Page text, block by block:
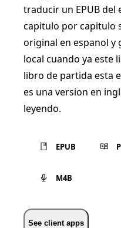
traducir un EPUB del
capitulo por capitulo
original en espanol y
local cuando ya este
libro de partida esta
es una version en
leyendo.
EPUB
M4B
See client apps